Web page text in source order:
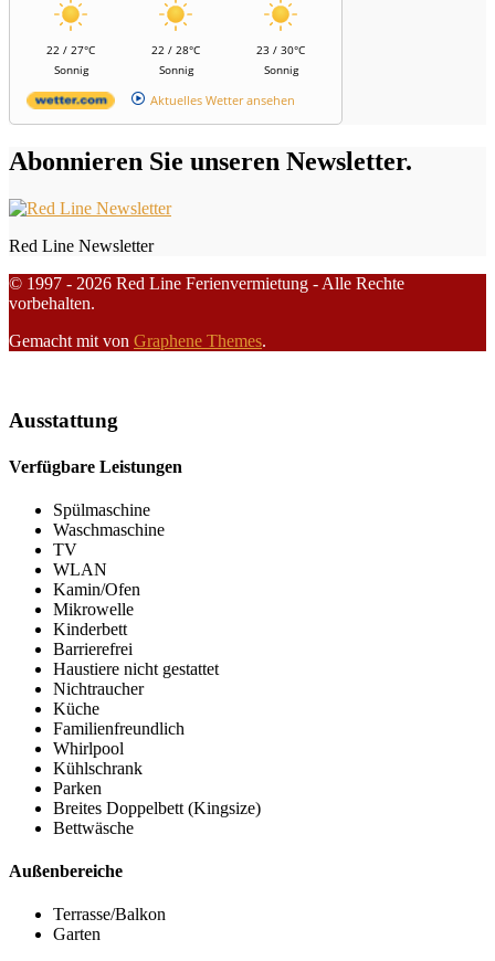
22 / 27°C
Sonnig
22 / 28°C
Sonnig
23 / 30°C
Sonnig
Aktuelles Wetter ansehen
Abonnieren Sie unseren Newsletter.
Red Line Newsletter
© 1997 - 2026 Red Line Ferienvermietung - Alle Rechte
vorbehalten.
Gemacht mit von Graphene Themes.
Ausstattung
Verfügbare Leistungen
Spülmaschine
Waschmaschine
TV
WLAN
Kamin/Ofen
Mikrowelle
Kinderbett
Barrierefrei
Haustiere nicht gestattet
Nichtraucher
Küche
Familienfreundlich
Whirlpool
Kühlschrank
Parken
Breites Doppelbett (Kingsize)
Bettwäsche
Außenbereiche
Terrasse/Balkon
Garten